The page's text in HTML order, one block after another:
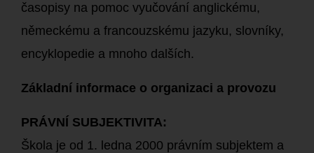
časopisy na pomoc vyučování anglickému,
německému a francouzskému jazyku, slovníky,
encyklopedie a mnoho dalších.
Základní informace o organizaci a provozu
PRÁVNÍ SUBJEKTIVITA:
Škola je od 1. ledna 2000 právním subjektem a